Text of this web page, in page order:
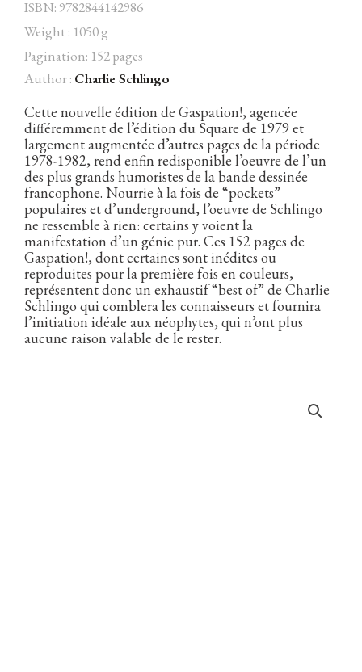
Facebook Instagram
ISBN: 9782844142986
Weight : 1050 g
Pagination: 152 pages
Author : Charlie Schlingo
Cette nouvelle édition de Gaspation!, agencée
différemment de l’édition du Square de 1979 et
largement augmentée d’autres pages de la période
1978-1982, rend enfin redisponible l’oeuvre de l’un
des plus grands humoristes de la bande dessinée
francophone. Nourrie à la fois de “pockets”
populaires et d’underground, l’oeuvre de Schlingo
ne ressemble à rien: certains y voient la
manifestation d’un génie pur. Ces 152 pages de
Gaspation!, dont certaines sont inédites ou
reproduites pour la première fois en couleurs,
représentent donc un exhaustif “best of” de Charlie
Schlingo qui comblera les connaisseurs et fournira
l’initiation idéale aux néophytes, qui n’ont plus
aucune raison valable de le rester.